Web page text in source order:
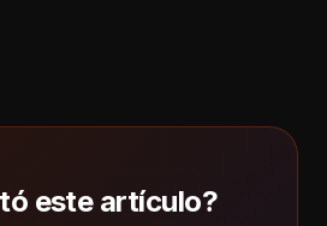
este artículo?